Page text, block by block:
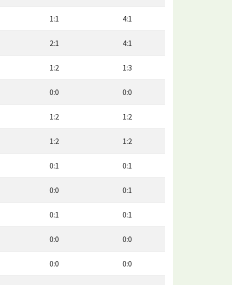
1:1 4:1
2:1 4:1
1:2 1:3
0:0 0:0
1:2 1:2
1:2 1:2
0:1 0:1
0:0 0:1
0:1 0:1
0:0 0:0
0:0 0:0